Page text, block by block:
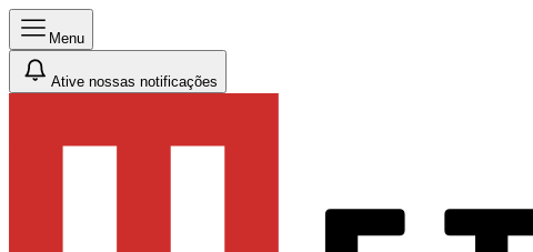
Menu
Ative nossas notificações